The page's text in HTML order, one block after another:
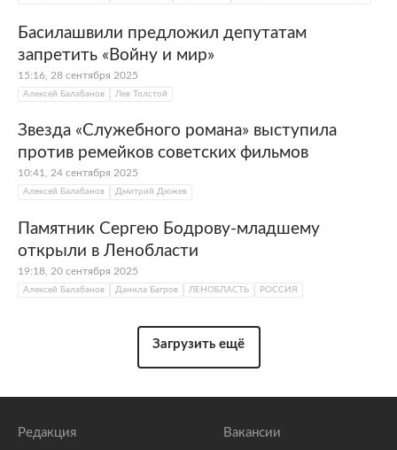
Басилашвили предложил депутатам
запретить «Войну и мир»
15:16, 28 сентября 2025
Алексей Балабанов Лев Толстой
Звезда «Служебного романа» выступила
против ремейков советских фильмов
10:41, 24 сентября 2025
Алексей Балабанов Дмитрий Дюжев
Памятник Сергею Бодрову-младшему
открыли в Ленобласти
19:18, 20 сентября 2025
Алексей Балабанов Данила Багров ЛЕНОБЛАСТЬ РОССИЯ
Загрузить ещё
Редакция Вакансии